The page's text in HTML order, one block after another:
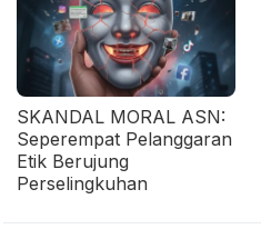
SKANDAL MORAL ASN:
Seperempat Pelanggaran
Etik Berujung
Perselingkuhan